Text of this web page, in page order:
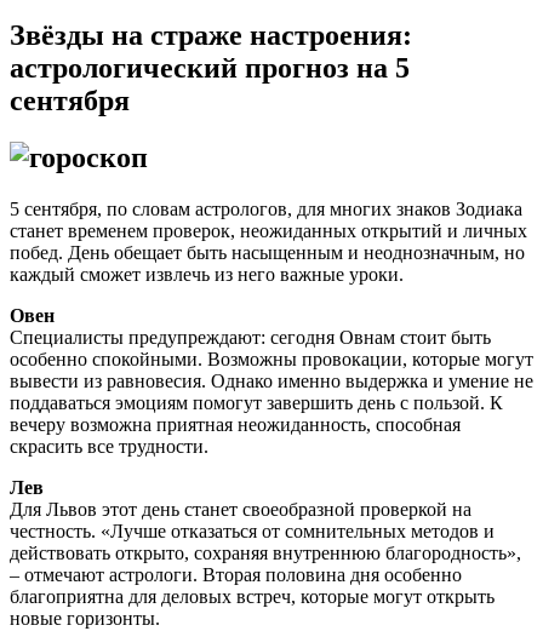
Звёзды на страже настроения:
астрологический прогноз на 5
сентября
5 сентября, по словам астрологов, для многих знаков Зодиака
станет временем проверок, неожиданных открытий и личных
побед. День обещает быть насыщенным и неоднозначным, но
каждый сможет извлечь из него важные уроки.
Овен
Специалисты предупреждают: сегодня Овнам стоит быть
особенно спокойными. Возможны провокации, которые могут
вывести из равновесия. Однако именно выдержка и умение не
поддаваться эмоциям помогут завершить день с пользой. К
вечеру возможна приятная неожиданность, способная
скрасить все трудности.
Лев
Для Львов этот день станет своеобразной проверкой на
честность. «Лучше отказаться от сомнительных методов и
действовать открыто, сохраняя внутреннюю благородность»,
– отмечают астрологи. Вторая половина дня особенно
благоприятна для деловых встреч, которые могут открыть
новые горизонты.